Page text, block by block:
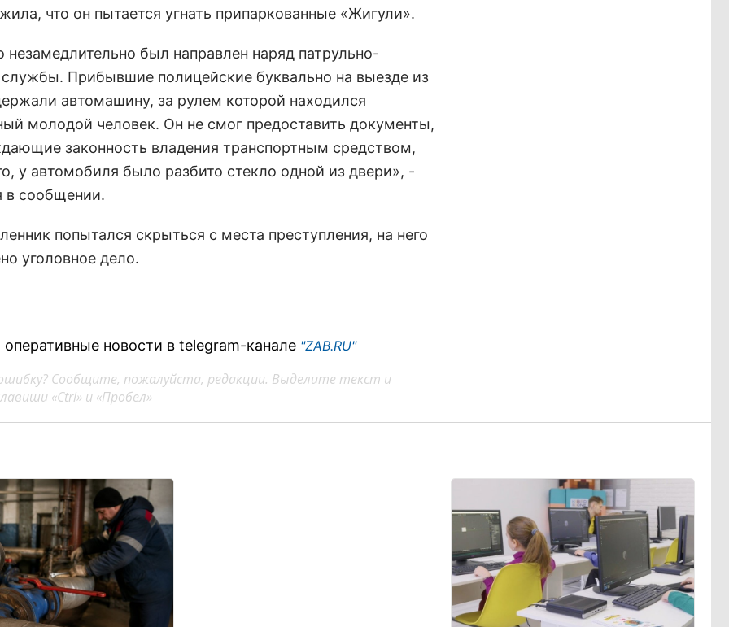
что он пытается угнать припаркованные «Жигули».
незамедлительно был направлен наряд патрульно-
службы. Прибывшие полицейские буквально на выезде из
автомашину, за рулем которой находился
молодой человек. Он не смог предоставить документы,
законность владения транспортным средством,
у автомобиля было разбито стекло одной из двери», -
в сообщении.
попытался скрыться с места преступления, на него
уголовное дело.
новости в telegram-канале "ZAB.RU"
Сообщите, пожалуйста, редакции. Выделите текст и
«Ctrl» и «Пробел»